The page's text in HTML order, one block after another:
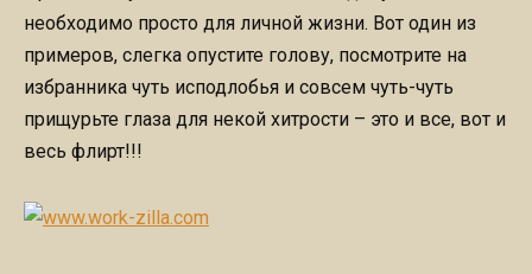
необходимо просто для личной жизни. Вот один из
примеров, слегка опустите голову, посмотрите на
избранника чуть исподлобья и совсем чуть-чуть
прищурьте глаза для некой хитрости – это и все, вот и
весь флирт!!!